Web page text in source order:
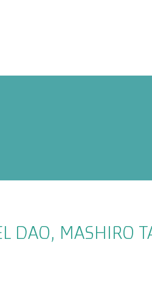
DAO, MASHIRO